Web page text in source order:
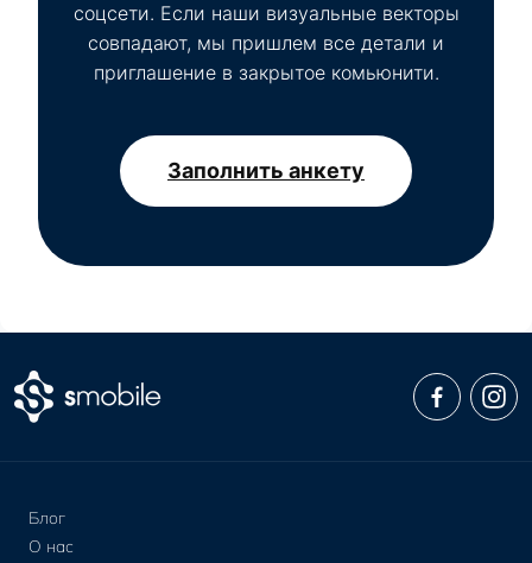
соцсети. Если наши визуальные векторы
совпадают, мы пришлем все детали и
приглашение в закрытое комьюнити.
Заполнить анкету
Блог
О нас